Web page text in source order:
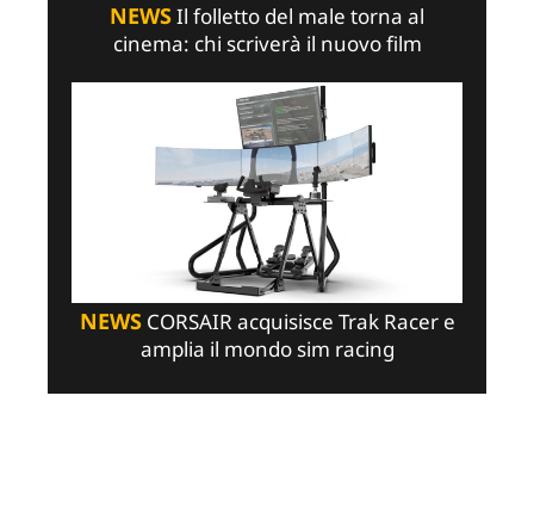
NEWSIl folletto del male torna al
cinema: chi scriverà il nuovo film
NEWSCORSAIR acquisisce Trak Racer e
amplia il mondo sim racing